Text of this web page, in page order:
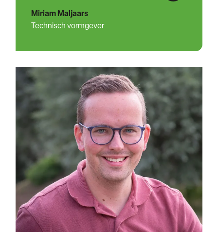
Miriam Maljaars
Technisch vormgever